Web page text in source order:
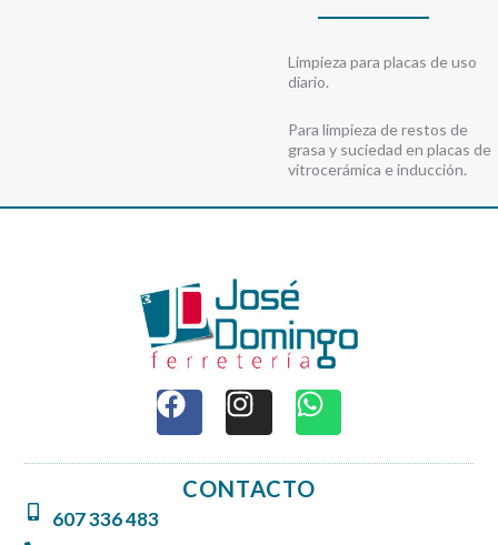
Limpieza para placas de uso
diario.
Para limpieza de restos de
grasa y suciedad en placas de
vitrocerámica e inducción.
F
a
c
e
b
I
n
s
t
a
W
h
a
t
CONTACTO
607 336 483